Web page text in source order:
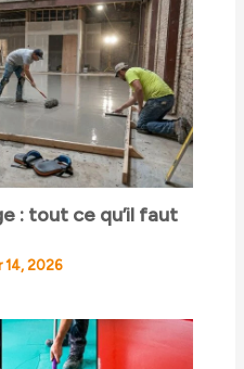
: tout ce qu’il faut
14, 2026